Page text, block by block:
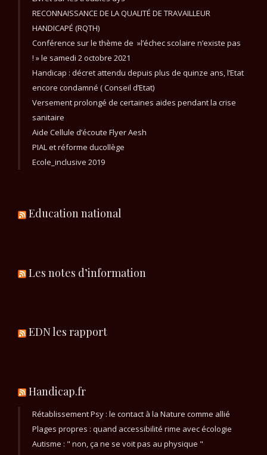
RECONNAISSANCE DE LA QUALITÉ DE TRAVAILLEUR
HANDICAPÉ (RQTH)
Conférence sur le thème de »l’échec scolaire n’existe pas
! » le samedi 2 octobre 2021
Handicap : décret attendu depuis plus de quinze ans, l’Etat
encore condamné ( Conseil d’Etat)
Versement prolongé de certaines aides pendant la crise
sanitaire
Aide Cellule d’écoute Flyer Aesh
PIAL et réforme ducollège
Ecole_inclusive 2019
Education national
Les notes d’information
EDN les rapport
Handicap.fr
Rétablissement Psy : le contact à la Nature comme allié
Plages propres : quand accessibilité rime avec écologie
Autisme : " non, ça ne se voit pas au physique "